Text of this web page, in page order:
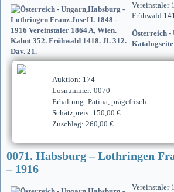
Vereinstaler
Frühwald
Österreich -
Katalogseite
Auktion: 174
Losnummer: 0070
Erhaltung: Patina, prägefrisch
Schätzpreis: 150,00 €
Zuschlag: 260,00 €
0071. Habsburg – Lothringen
– 1916
Vereinstaler